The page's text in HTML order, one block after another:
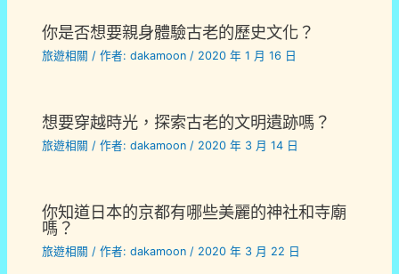
你是否想要親身體驗古老的歷史文化？
旅遊相關 / 作者:dakamoon / 2020 年 1 月 16 日
想要穿越時光，探索古老的文明遺跡嗎？
旅遊相關 / 作者:dakamoon / 2020 年 3 月 14 日
你知道日本的京都有哪些美麗的神社和寺廟
嗎？
旅遊相關 / 作者:dakamoon/ 2020 年 3 月 22 日